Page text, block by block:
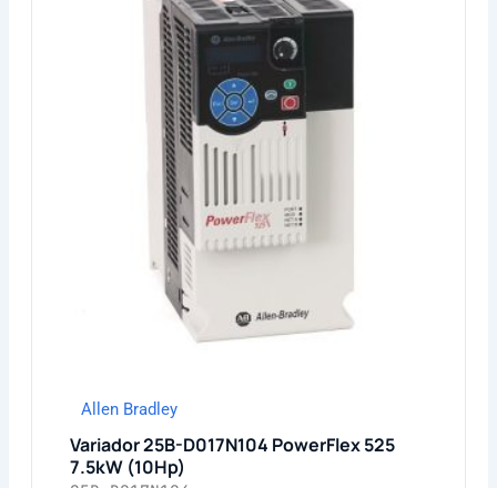
Allen Bradley
Variador 25B-D017N104 PowerFlex 525
7.5kW (10Hp)